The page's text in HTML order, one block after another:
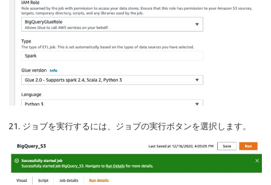
ジョブを実行するには、ジョブの実行ボタンを選択します。